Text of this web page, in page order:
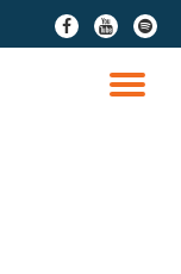
fa-
facebook
fa-
youtube
fa-
spotify